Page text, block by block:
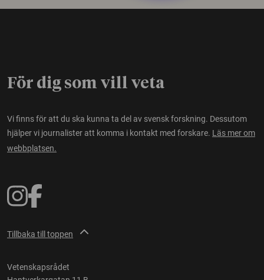
För dig som vill veta
Vi finns för att du ska kunna ta del av svensk forskning. Dessutom
hjälper vi journalister att komma i kontakt med forskare. Läs mer om
webbplatsen.
Tillbaka till toppen
Vetenskapsrådet